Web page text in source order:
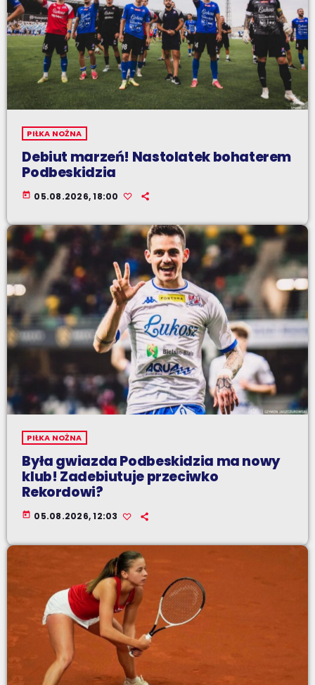
PIŁKA NOŻNA
Debiut marzeń! Nastolatek bohaterem
Podbeskidzia
today 05.08.2026, 18:00
PIŁKA NOŻNA
Była gwiazda Podbeskidzia ma nowy
klub! Zadebiutuje przeciwko
Rekordowi?
today 05.08.2026, 12:03